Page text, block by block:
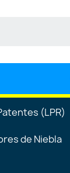
(LPR)
de Niebla